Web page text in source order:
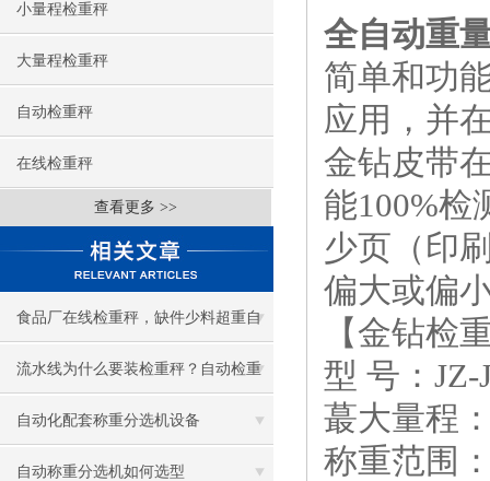
小量程检重秤
大量程检重秤
自动检重秤
在线检重秤
查看更多 >>
食品厂在线检重秤，缺件少料超重自
动剔除
流水线为什么要装检重秤？自动检重
秤作用与优势
自动化配套称重分选机设备
自动称重分选机如何选型
全自动重
简单和功
应用，并
金钻皮带
能100%检
少页（印
偏大或偏
【金钻检
型 号：JZ-
蕞大量程
称重范围